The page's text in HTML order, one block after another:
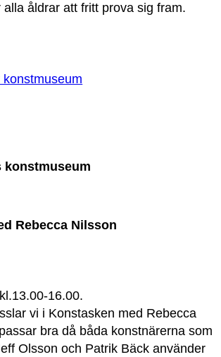
åldrar att fritt prova sig fram.
konstmuseum
Rebecca Nilsson
16.00.
vi i Konstasken med Rebecca
bra då båda konstnärerna som
Olsson och Patrik Bäck använder